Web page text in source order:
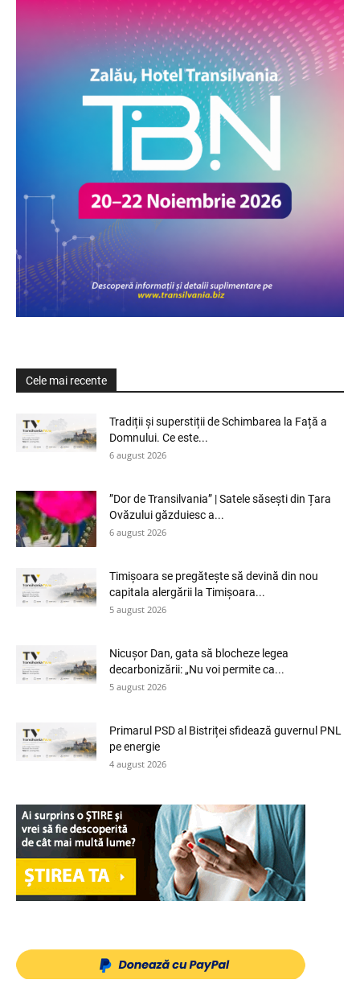
Cele mai recente
Tradiții și superstiții de Schimbarea la Față a
Domnului. Ce este...
6 august 2026
”Dor de Transilvania” | Satele săsești din Țara
Ovăzului găzduiesc a...
6 august 2026
Timișoara se pregătește să devină din nou
capitala alergării la Timișoara...
5 august 2026
Nicușor Dan, gata să blocheze legea
decarbonizării: „Nu voi permite ca...
5 august 2026
Primarul PSD al Bistriței sfidează guvernul PNL
pe energie
4 august 2026